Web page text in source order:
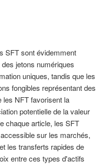
SFT sont évidemment
jetons numériques
uniques, tandis que les
fongibles représentant des
les NFT favorisent la
potentielle de la valeur
chaque article, les SFT
sur les marchés,
les transferts rapides de
entre ces types d'actifs